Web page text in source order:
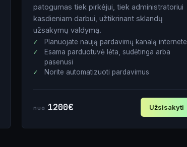
patogumas tiek pirkėjui, tiek administratoriui
kasdieniam darbui, užtikrinant sklandų
užsakymų valdymą.
Planuojate naują pardavimų kanalą internete
Esama parduotuvė lėta, sudėtinga arba
pasenusi
Norite automatizuoti pardavimus
nuo 1200€ Užsisakyti
Vardas El. paštas